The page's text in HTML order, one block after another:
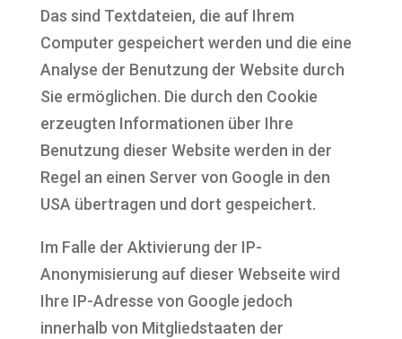
Das sind Textdateien, die auf Ihrem
Computer gespeichert werden und die eine
Analyse der Benutzung der Website durch
Sie ermöglichen. Die durch den Cookie
erzeugten Informationen über Ihre
Benutzung dieser Website werden in der
Regel an einen Server von Google in den
USA übertragen und dort gespeichert.
Im Falle der Aktivierung der IP-
Anonymisierung auf dieser Webseite wird
Ihre IP-Adresse von Google jedoch
innerhalb von Mitgliedstaaten der